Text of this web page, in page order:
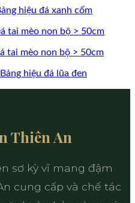
hiệu đá xanh cốm
tai mèo non bộ > 50cm
tai mèo non bộ > 50cm
Bảng hiệu đá lũa đen
Thiên An
sơ kỳ vĩ mang đậm
cung cấp và chế tác